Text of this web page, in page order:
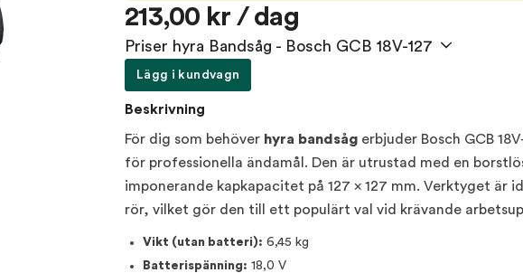
213,00 kr / dag
Priser hyra Bandsåg - Bosch GCB 18V-127
Lägg i kundvagn
Beskrivning
För dig som behöver hyra bandsåg erbjuder Bosch GCB
för professionella ändamål. Den är utrustad med en
imponerande kapkapacitet på 127 x 127 mm. Verktyget är
rör, vilket gör den till ett populärt val vid krävande
Vikt (utan batteri): 6,45 kg
Batterispänning: 18,0 V